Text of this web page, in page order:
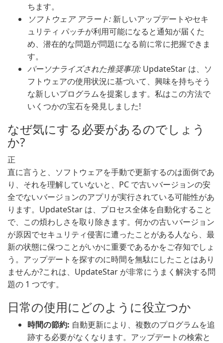
ちます。
ソフトウェア アラート: 新しいアップデートやセキ
ュリティ パッチが利用可能になると通知が届くた
め、潜在的な問題が問題になる前に常に把握できま
す。
パーソナライズされた推奨事項: UpdateStar は、ソ
フトウェアの使用状況に基づいて、興味を持ちそう
な新しいプログラムを提案します。私はこの方法で
いくつかの宝石を発見しました!
なぜ気にする必要があるのでしょう
か?
正
直に言うと、ソフトウェアを手動で更新するのは面倒であ
り、それを理解していないと、PC で古いバージョンの安
全でないバージョンのアプリが実行されている可能性があ
ります。UpdateStar は、プロセス全体を自動化すること
で、この煩わしさを取り除きます。何かの古いバージョン
が原因でセキュリティ侵害に遭ったことがある人なら、最
新の状態に保つことがいかに重要であるかをご存知でしょ
う。アップデートを探すのに時間を無駄にしたことはあり
ませんか?これは、UpdateStar が非常にうまく解決する問
題の 1 つです。
日常の使用にどのように役立つか
時間の節約: 自動更新により、複数のプログラムを追
跡する必要がなくなります。アップデートの検索と